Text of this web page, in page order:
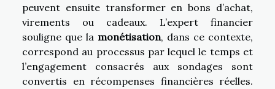
peuvent ensuite transformer en bons d’achat,
virements ou cadeaux. L’expert financier
souligne que la monétisation, dans ce contexte,
correspond au processus par lequel le temps et
l’engagement consacrés aux sondages sont
convertis en récompenses financières réelles.